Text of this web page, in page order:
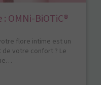
OMNi-BiOTiC®
flore intime est un
votre confort ? Le